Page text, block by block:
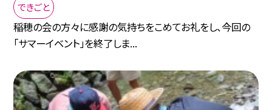
できごと
稲穂の会の方々に感謝の気持ちをこめてお礼をし、今回の
「サマーイベント」を終了しま...